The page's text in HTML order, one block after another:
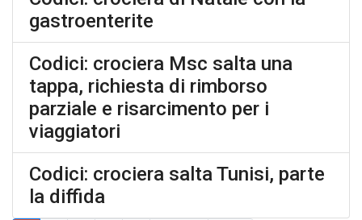
gastroenterite
Codici: crociera Msc salta una
tappa, richiesta di rimborso
parziale e risarcimento per i
viaggiatori
Codici: crociera salta Tunisi, parte
la diffida